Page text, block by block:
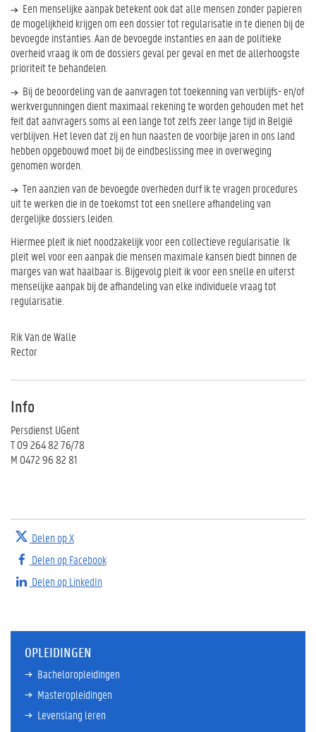
Een menselijke aanpak betekent ook dat alle mensen zonder papieren
de mogelijkheid krijgen om een dossier tot regularisatie in te dienen bij de
bevoegde instanties. Aan de bevoegde instanties en aan de politieke
overheid vraag ik om de dossiers geval per geval en met de allerhoogste
prioriteit te behandelen.
Bij de beoordeling van de aanvragen tot toekenning van verblijfs- en/of
werkvergunningen dient maximaal rekening te worden gehouden met het
feit dat aanvragers soms al een lange tot zelfs zeer lange tijd in België
verblijven. Het leven dat zij en hun naasten de voorbije jaren in ons land
hebben opgebouwd moet bij de eindbeslissing mee in overweging
genomen worden.
Ten aanzien van de bevoegde overheden durf ik te vragen procedures
uit te werken die in de toekomst tot een snellere afhandeling van
dergelijke dossiers leiden.
Hiermee pleit ik niet noodzakelijk voor een collectieve regularisatie. Ik
pleit wel voor een aanpak die mensen maximale kansen biedt binnen de
marges van wat haalbaar is. Bijgevolg pleit ik voor een snelle en uiterst
menselijke aanpak bij de afhandeling van elke individuele vraag tot
regularisatie.
Rik Van de Walle
Rector
Info
Persdienst UGent
T 09 264 82 76/78
M 0472 96 82 81
Delen op X
Delen op Facebook
Delen op LinkedIn
OPLEIDINGEN
Bacheloropleidingen
Masteropleidingen
Levenslang leren